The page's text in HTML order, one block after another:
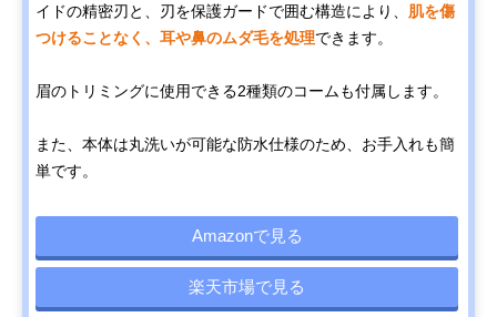
イドの精密刃と、刃を保護ガードで囲む構造により、 肌を傷
つけることなく、耳や鼻のムダ毛を処理できます。
眉のトリミングに使用できる2種類のコームも付属します。
また、本体は丸洗いが可能な防水仕様のため、お手入れも簡
単です。
Amazonで見る
楽天市場で見る